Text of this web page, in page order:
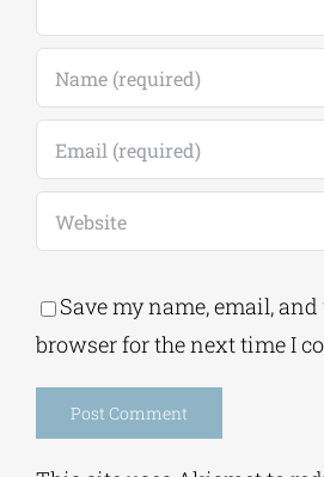
Save my name, email,
browser for the next time I